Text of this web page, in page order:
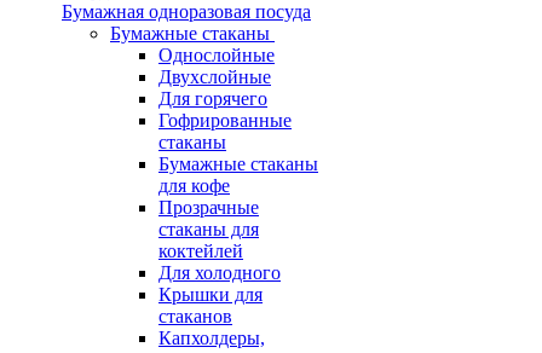
Бумажная одноразовая посуда
Бумажные стаканы
Однослойные
Двухслойные
Для горячего
Гофрированные
стаканы
Бумажные стаканы
для кофе
Прозрачные
стаканы для
коктейлей
Для холодного
Крышки для
стаканов
Капхолдеры,